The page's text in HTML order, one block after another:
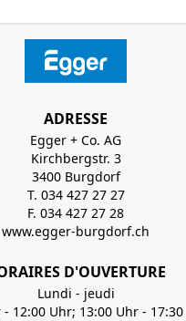
ADRESSE
Egger + Co. AG
Kirchbergstr. 3
3400 Burgdorf
T. 034 427 27 27
F. 034 427 27 28
www.egger-burgdorf.ch
D'OUVERTURE
Lundi - jeudi
- 12:00 Uhr; 13:00 Uhr -